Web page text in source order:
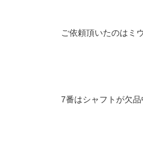
ご依頼頂いたのは
7番はシャフトが欠